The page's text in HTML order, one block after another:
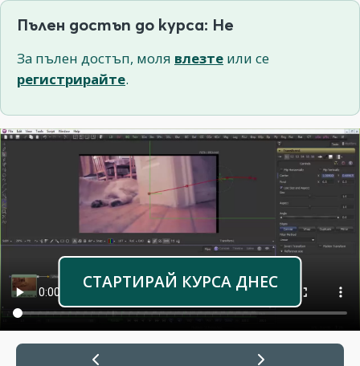
Пълен достъп до курса: Не
За пълен достъп, моля влезте или се
регистрирайте.
СТАРТИРАЙ КУРСА ДНЕС